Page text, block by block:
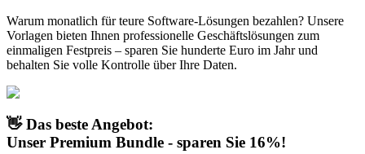
Warum monatlich für teure Software-Lösungen bezahlen? Unsere
Vorlagen bieten Ihnen professionelle Geschäftslösungen zum
einmaligen Festpreis – sparen Sie hunderte Euro im Jahr und
behalten Sie volle Kontrolle über Ihre Daten.
👋 Das beste Angebot:
Unser Premium Bundle - sparen Sie 16%!